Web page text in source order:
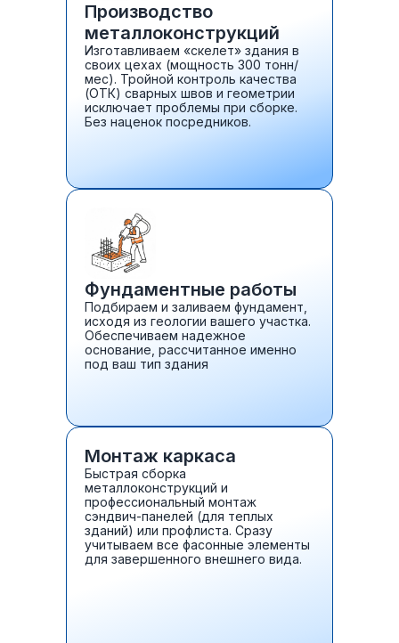
Производство
металлоконструкций
Изготавливаем «скелет» здания в
своих цехах (мощность 300 тонн/
мес). Тройной контроль качества
(ОТК) сварных швов и геометрии
исключает проблемы при сборке.
Без наценок посредников.
Фундаментные работы
Подбираем и заливаем фундамент,
исходя из геологии вашего участка.
Обеспечиваем надежное
основание, рассчитанное именно
под ваш тип здания
Монтаж каркаса
Быстрая сборка
металлоконструкций и
профессиональный монтаж
сэндвич-панелей (для теплых
зданий) или профлиста. Сразу
учитываем все фасонные элементы
для завершенного внешнего вида.